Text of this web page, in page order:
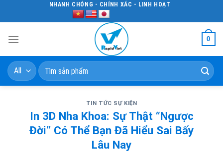
NHANH CHÓNG - CHÍNH XÁC - LINH HOẠT
0
Tìm
kiếm:
TIN TỨC SỰ KIỆN
In 3D Nha Khoa: Sự Thật “Ngược
Đời” Có Thể Bạn Đã Hiểu Sai Bấy
Lâu Nay